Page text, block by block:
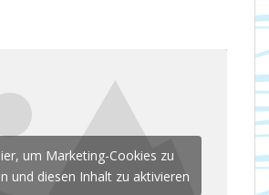
um Marketing-Cookies zu
und diesen Inhalt zu aktivieren